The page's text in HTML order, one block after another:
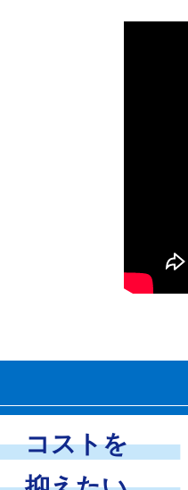
コストを